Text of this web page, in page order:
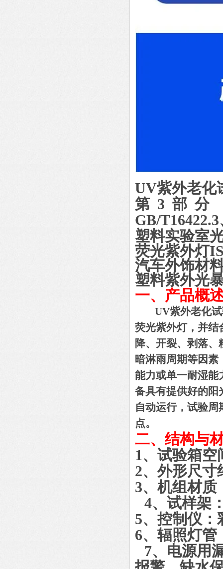
UV紫外老化
第 3部分
GB/
塑料实验室
荧光紫外灯
汽车外饰材
塑料紫外光
一、产品概
UV紫外老化
荧光紫外灯，并结
降、开裂、剥落
暗淋雨周期等因素
能力或单一耐湿能
备具有提供好的阳
自动运行，试验
点。
二、结构与
1、试验箱空
2、外形尺寸
3、机组
4、试样架
5、控制仪：
6、辐照灯管
7、电源用